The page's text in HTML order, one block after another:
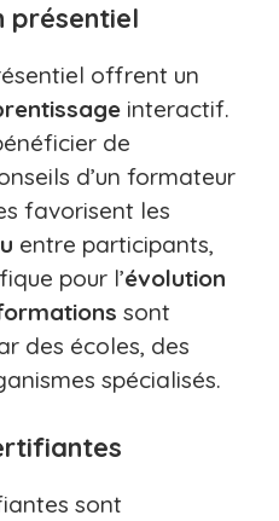
présentiel
offrent un
interactif.
de
d’un formateur
favorisent les
entre participants,
pour l’évolution
sont
des écoles, des
spécialisés.
sont